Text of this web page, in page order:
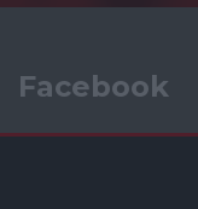
Facebook